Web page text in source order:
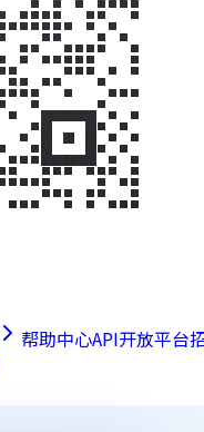
帮助中心API开放平台